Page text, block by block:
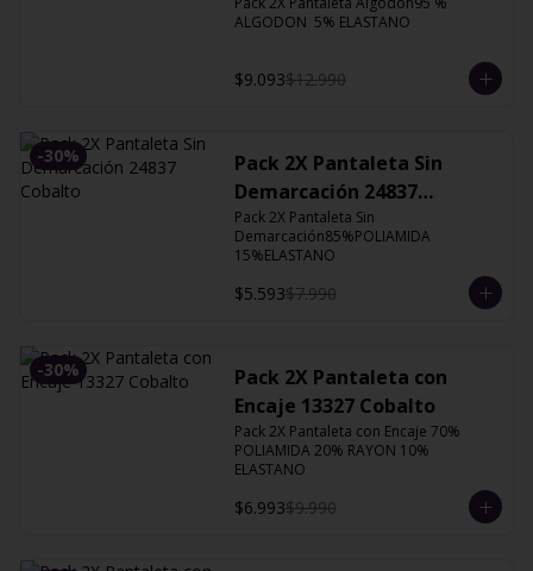
ALGODON  5% ELASTANO
$9.093$12.990
-30%
Pack 2X Pantaleta Sin
Demarcación 24837
Cobalto
Pack 2X Pantaleta Sin
Demarcación85%POLIAMIDA
15%ELASTANO
$5.593$7.990
-30%
Pack 2X Pantaleta con
Encaje 13327 Cobalto
Pack 2X Pantaleta con Encaje 70%
POLIAMIDA 20% RAYON 10%
ELASTANO
$6.993$9.990